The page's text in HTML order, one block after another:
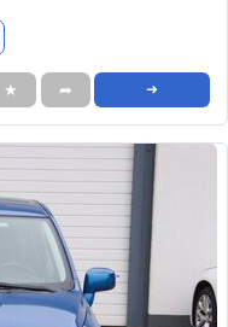
★ ➦ ➜